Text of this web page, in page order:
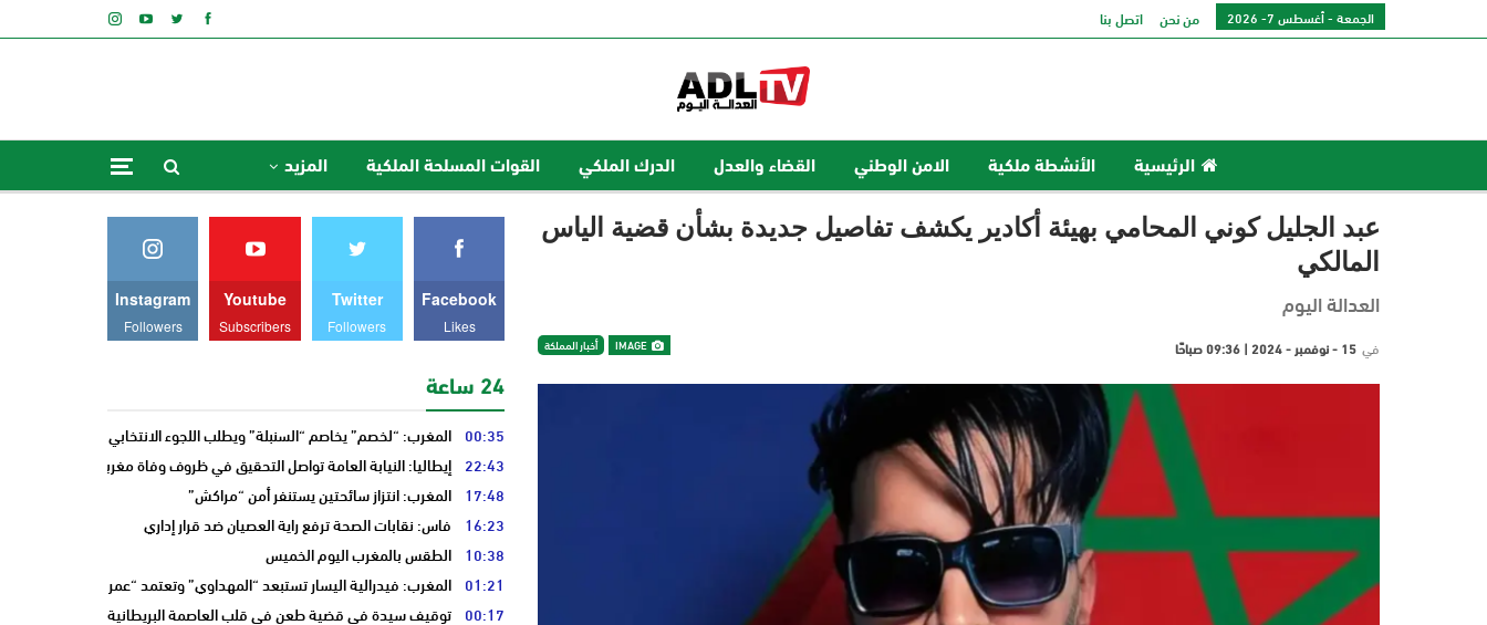
الجمعة - أغسطس 7- 2026 من نحن اتصل بنا
الرئيسية الأنشطة ملكية الامن الوطني القضاء والعدل الدرك الملكي القوات المسلحة الملكية المزيد
عبد الجليل كوني المحامي بهيئة أكادير يكشف تفاصيل جديدة بشأن قضية الياس
المالكي
العدالة اليوم
أخبار المملكة في 15 - نوفمبر - 2024 | 09:36 صباحًا
Facebook
Likes
Twitter
Followers
Youtube
Subscribers
Instagram
Followers
24 ساعة
00:35 المغرب: “لخصم” يخاصم “السنبلة” ويطلب اللجوء الانتخابي من “النخلة”
22:43 إيطاليا: النيابة العامة تواصل التحقيق في ظروف وفاة مغربي
17:48 المغرب: انتزاز سائحتين يستنفر أمن “مراكش”
16:23 فاس: نقابات الصحة ترفع راية العصيان ضد قرار إداري
10:38 الطقس بالمغرب اليوم الخميس
01:21 المغرب: فيدرالية اليسار تستبعد “المهداوي” وتعتمد “عمر بنجلون” وسط
00:17 توقيف سيدة في قضية طعن في قلب العاصمة البريطانية “لندن”